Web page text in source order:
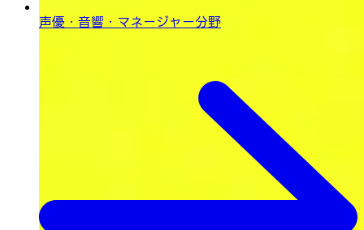
声優・音響・ マネージャー分野